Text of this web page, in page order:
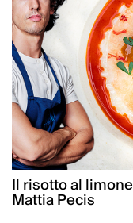
Il risotto al
Mattia Pecis